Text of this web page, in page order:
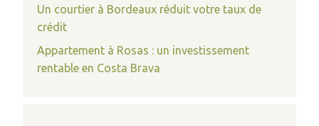
Un courtier à Bordeaux réduit votre taux de
crédit
Appartement à Rosas : un investissement
rentable en Costa Brava